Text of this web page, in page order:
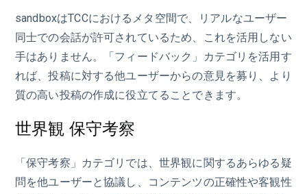
sandboxはTCCにおけるメタ空間で、リアルなユーザー
同士での会話が許可されているため、これを活用しない
手はありません。「フィードバック」カテゴリを活用す
れば、投稿に対する他ユーザーからの意見を募り、より
質の高い投稿の作成に役立てることできます。
世界観 保守考察
「保守考察」カテゴリでは、世界観に関するあらゆる疑
問を他ユーザーと協議し、コンテンツの正確性や客観性